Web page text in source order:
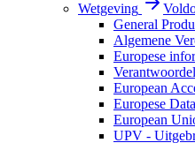
Wetgeving
General
Algemene
Europese
European
Europese
European
UPV -